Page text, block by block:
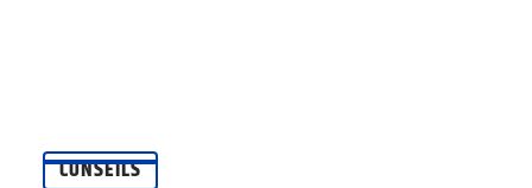
CONSEILS